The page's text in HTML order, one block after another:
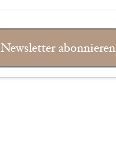
Newsletter abonnieren